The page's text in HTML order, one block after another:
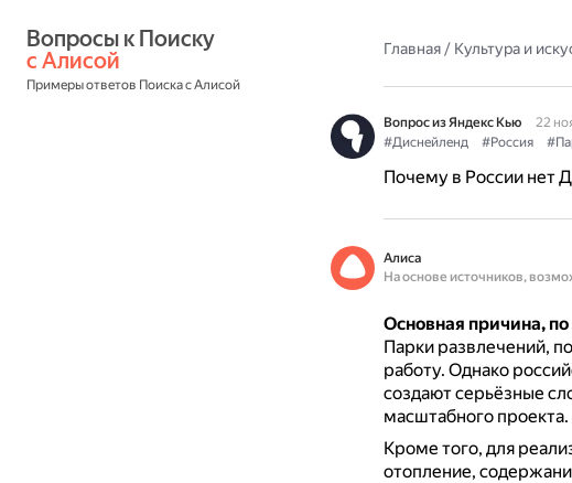
с Алисой
Примеры ответов Поиска с Алисой
Главная/ Культура и
Вопрос из Яндекс Кью
22
#Диснейленд
#Россия
Почему в России нет
Алиса
На основе источников,
Основная причина,
Парки развлечений,
работу. Однако
создают серьёзные
масштабного проекта.
Кроме того, для
отопление,